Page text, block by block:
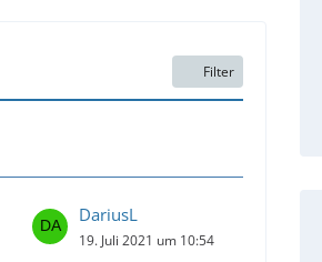
Filter
DariusL
19. Juli 2021 um 10:54